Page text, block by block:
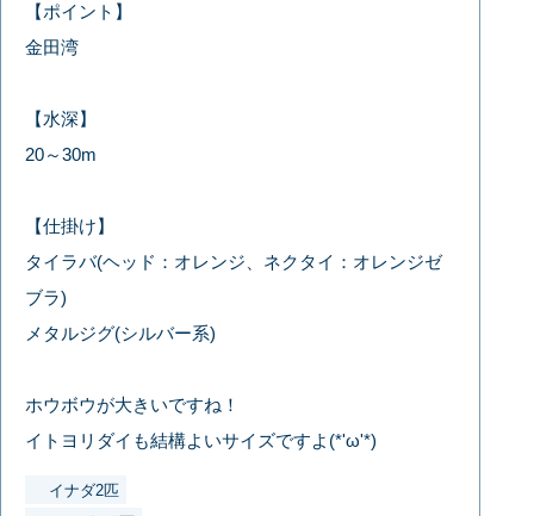
【ポイント】
金田湾
【水深】
20～30m
【仕掛け】
タイラバ(ヘッド：オレンジ、ネクタイ：オレンジゼ
ブラ)
メタルジグ(シルバー系)
ホウボウが大きいですね！
イトヨリダイも結構よいサイズですよ(*'ω'*)
イナダ2匹